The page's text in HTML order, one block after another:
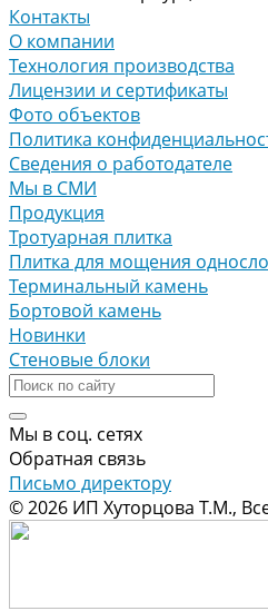
Контакты
О компании
Технология производства
Лицензии и сертификаты
Фото объектов
Политика
Сведения о работодателе
Мы в СМИ
Продукция
Тротуарная плитка
Плитка для мощения
Терминальный камень
Бортовой камень
Новинки
Стеновые блоки
Мы в соц. сетях
Обратная связь
Письмо директору
© 2026 ИП Хуторцова Т.М.,